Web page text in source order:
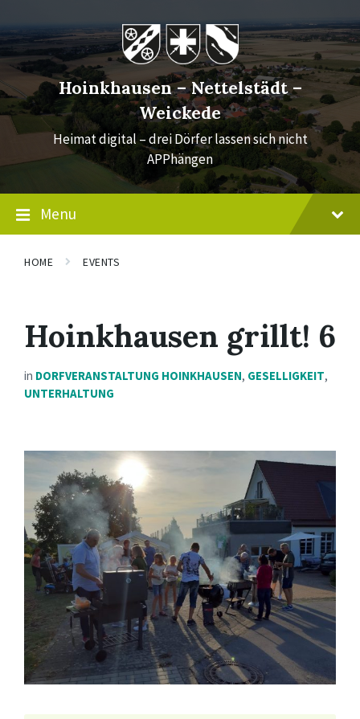
content
main
navigation
footer
Hoinkhausen – Nettelstädt –
Weickede
Heimat digital – drei Dörfer lassen sich nicht
APPhängen
Menu
HOME EVENTS
Hoinkhausen grillt! 6
in DORFVERANSTALTUNG HOINKHAUSEN, GESELLIGKEIT,
UNTERHALTUNG